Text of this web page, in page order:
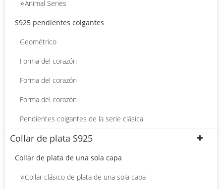
⭐Animal Series
S925 pendientes colgantes
Geométrico
Forma del corazón
Forma del corazón
Forma del corazón
Pendientes colgantes de la serie clásica
Collar de plata S925
Collar de plata de una sola capa
⭐Collar clásico de plata de una sola capa